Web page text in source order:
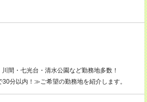
川間・七光台・清水公園など勤務地多数！
分以内！≫ご希望の勤務地を紹介します。